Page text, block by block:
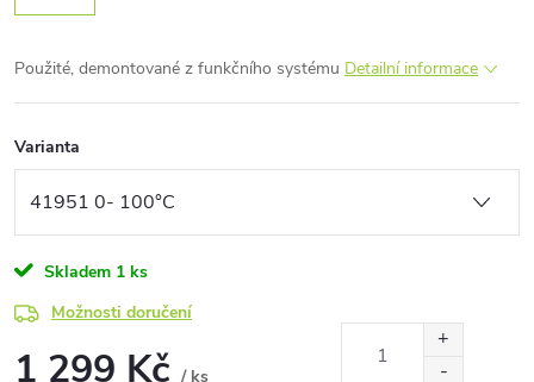
Použité, demontované z funkčního systému Detailní informace
Varianta
Skladem 1 ks
Možnosti doručení
1 299 Kč / ks